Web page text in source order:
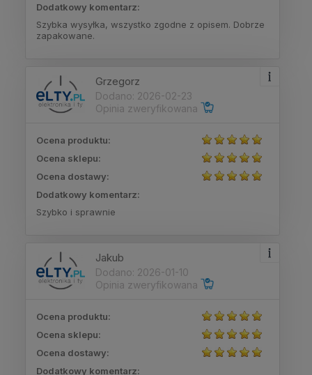
Dodatkowy komentarz:
Szybka wysyłka, wszystko zgodne z opisem. Dobrze
zapakowane.
Grzegorz
Dodano: 2026-02-23
Opinia zweryfikowana
Ocena produktu:
Ocena sklepu:
Ocena dostawy:
Dodatkowy komentarz:
Szybko i sprawnie
Jakub
Dodano: 2026-01-10
Opinia zweryfikowana
Ocena produktu:
Ocena sklepu:
Ocena dostawy:
Dodatkowy komentarz: